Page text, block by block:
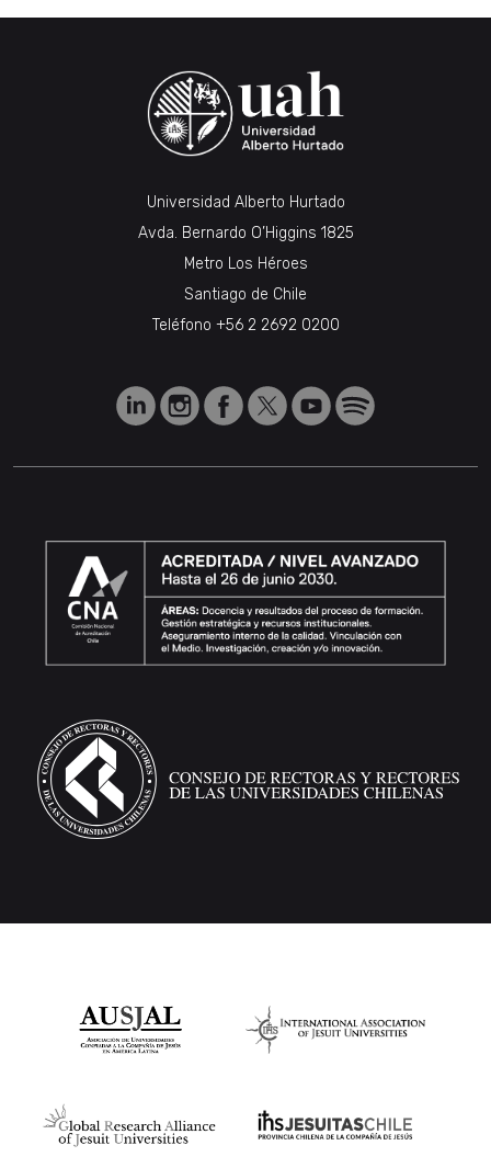
Universidad Alberto Hurtado
Avda. Bernardo O’Higgins 1825
Metro Los Héroes
Santiago de Chile
Teléfono +56 2 2692 0200